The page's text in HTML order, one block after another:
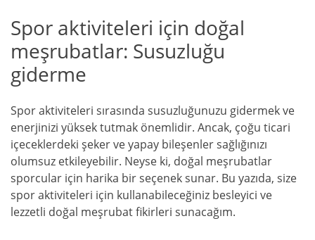
Spor aktiviteleri için doğal
meşrubatlar: Susuzluğu
giderme
Spor aktiviteleri sırasında susuzluğunuzu gidermek ve
enerjinizi yüksek tutmak önemlidir. Ancak, çoğu ticari
içeceklerdeki şeker ve yapay bileşenler sağlığınızı
olumsuz etkileyebilir. Neyse ki, doğal meşrubatlar
sporcular için harika bir seçenek sunar. Bu yazıda, size
spor aktiviteleri için kullanabileceğiniz besleyici ve
lezzetli doğal meşrubat fikirleri sunacağım.